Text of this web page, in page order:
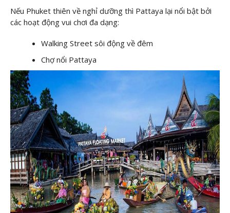
Nếu Phuket thiên về nghỉ dưỡng thì Pattaya lại nổi bật bởi
các hoạt động vui chơi đa dạng:
Walking Street sôi động về đêm
Chợ nổi Pattaya